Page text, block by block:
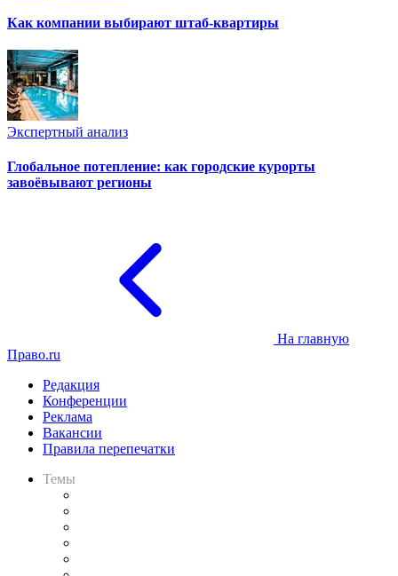
Как компании выбирают штаб-квартиры
Экспертный анализ
Глобальное потепление: как городские курорты
завоёвывают регионы
На главную
Право.ru
Редакция
Конференции
Реклама
Вакансии
Правила перепечатки
Темы